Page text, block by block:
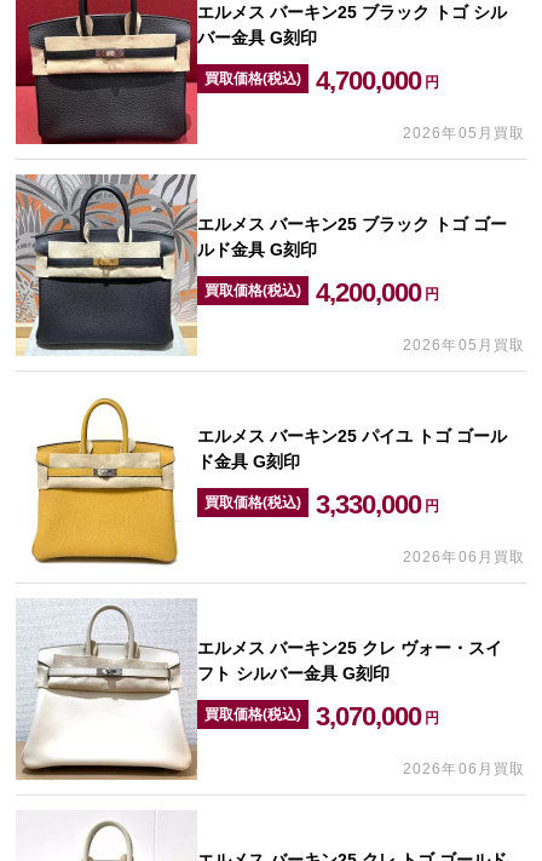
エルメス バーキン25 ブラック トゴ シル
バー金具 G刻印
買取価格(税込) 4,700,000 円
2026年05月買取
エルメス バーキン25 ブラック トゴ ゴー
ルド金具 G刻印
買取価格(税込) 4,200,000 円
2026年05月買取
エルメス バーキン25 パイユ トゴ ゴール
ド金具 G刻印
買取価格(税込) 3,330,000 円
2026年06月買取
エルメス バーキン25 クレ ヴォー・スイ
フト シルバー金具 G刻印
買取価格(税込) 3,070,000 円
2026年06月買取